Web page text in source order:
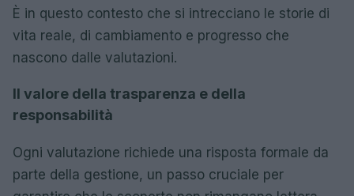
È in questo contesto che si intrecciano le storie di
vita reale, di cambiamento e progresso che
nascono dalle valutazioni.
Il valore della trasparenza e della
responsabilità
Ogni valutazione richiede una risposta formale da
parte della gestione, un passo cruciale per